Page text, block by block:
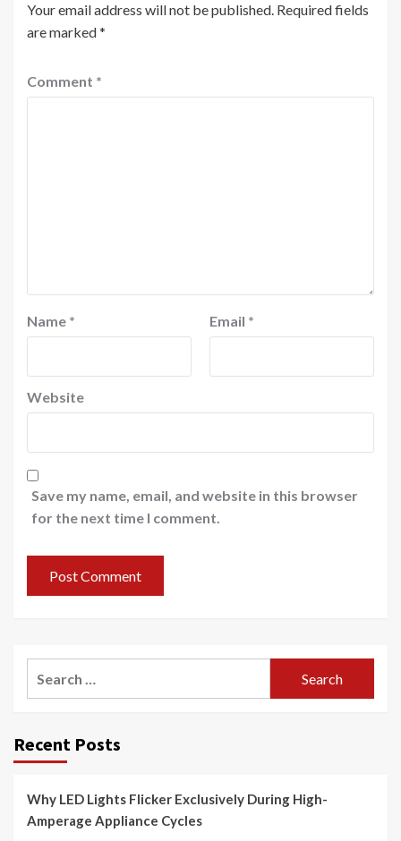
Your email address will not be published. Required fields
are marked*
Comment *
Name * Email *
Website
Save my name, email, and website in this browser
for the next time I comment.
Recent Posts
Why LED Lights Flicker Exclusively During High-
Amperage Appliance Cycles